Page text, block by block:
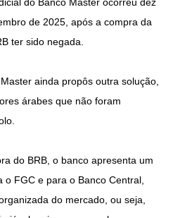
do Banco Master ocorreu dez
de 2025, após a compra da
ter sido negada.
ainda propôs outra solução,
árabes que não foram
do BRB, o banco apresenta um
FGC e para o Banco Central,
do mercado, ou seja,